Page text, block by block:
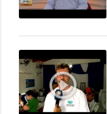
play_circle_outline